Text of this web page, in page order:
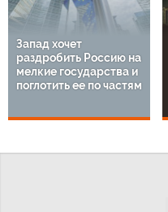
Запад хочет
раздробить Россию на
мелкие государства и
поглотить ее по частям